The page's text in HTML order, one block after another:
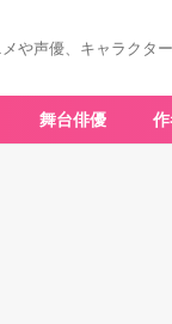
メや声優、キャラクタ
舞台俳優